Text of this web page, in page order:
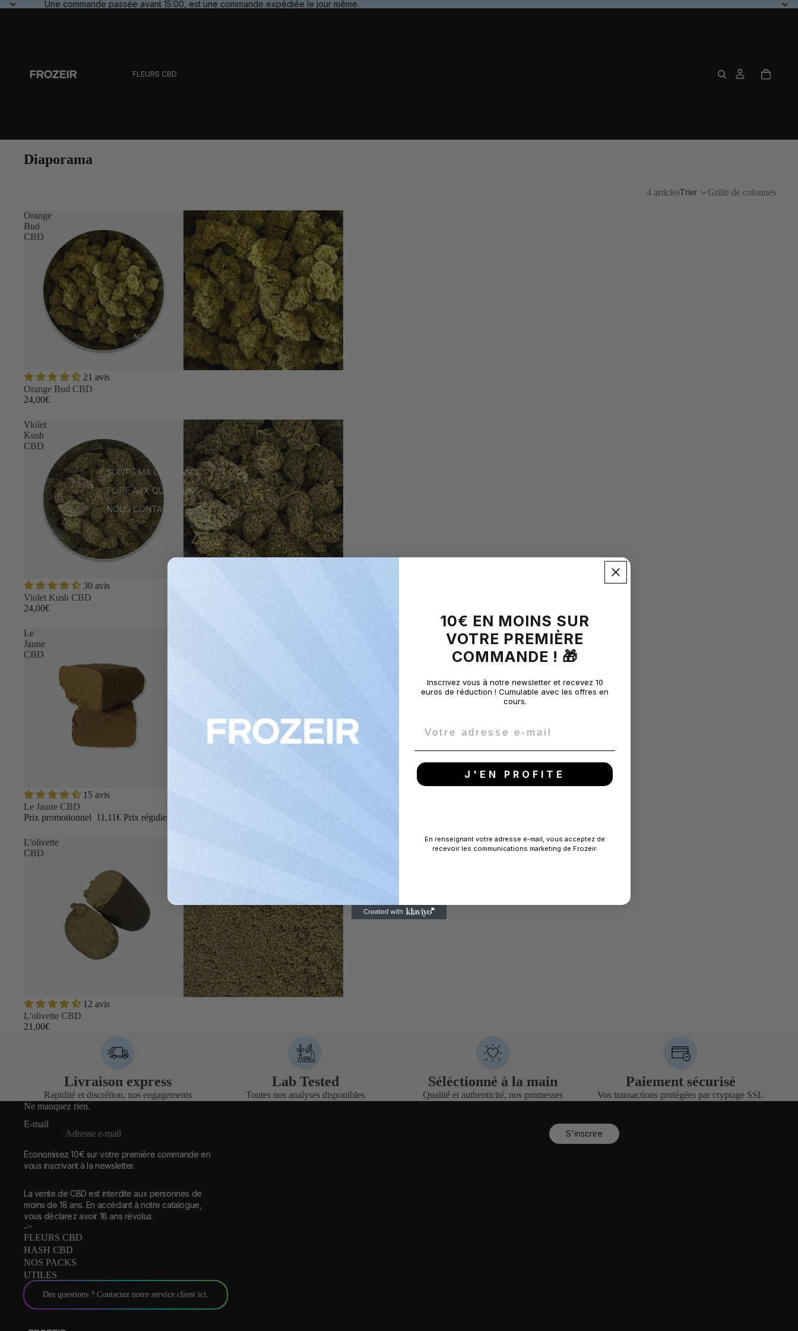
Une commande passée avant 15:00, est une commande expédiée le jour même.
FLEURS CBD
NOS PACKS
SUIVRE MA COMMANDE
FOIRE AUX QUESTIONS
NOUS CONTACTER
Diaporama
4 articlesTrier Grille de colonnes
Orange
Bud
CBD
21 avis
Orange Bud CBD
24,00€
Violet
Kush
CBD
30 avis
Violet Kush CBD
24,00€
Le
Jaune
CBD
Promotion
15 avis
Le Jaune CBD
Prix promotionnel 11,11€ Prix régulier
L'olivette
CBD
12 avis
L'olivette CBD
21,00€
Livraison express
Rapidité et discrétion, nos engagements
Lab Tested
Toutes nos analyses disponibles
Séléctionné à la main
Qualité et authenticité, nos promesses
Paiement sécurisé
Vos transactions protégées par cryptage SSL
Ne manquez rien.
E-mail
S'inscrire
Économisez 10€ sur votre première commande en
vous inscrivant à la newsletter.
La vente de CBD est interdite aux personnes de
moins de 18 ans. En accédant à notre catalogue,
vous déclarez avoir 18 ans révolus.
->
FLEURS CBD
HASH CBD
NOS PACKS
UTILES
Des questions ? Contactez notre service client ici.
10€ EN MOINS SUR
VOTRE PREMIÈRE
COMMANDE ! 🎁
Inscrivez vous à notre newsletter et recevez 10
euros de réduction ! Cumulable avec les offres en
cours.
J'EN PROFITE
En renseignant votre adresse e-mail, vous acceptez de
recevoir les communications marketing de Frozeir.